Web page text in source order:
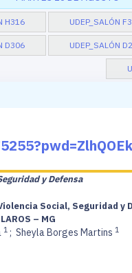
H316 UDEP_SALÓN
D306 UDEP_SALÓN
y Defensa
Social, Seguridad y
– MG
1 ; Sheyla Borges Martins 1